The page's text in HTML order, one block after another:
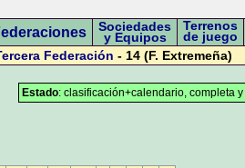
Sociedades
y Equipos
Terrenos
de juego
Federación - 14 (F. Extremeña)
Estado: clasificación+calendario, completa